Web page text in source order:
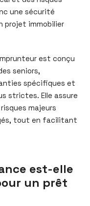
une sécurité
projet immobilier
est conçu
seniors,
spécifiques et
strictes. Elle assure
majeurs
tout en facilitant
est-elle
un prêt